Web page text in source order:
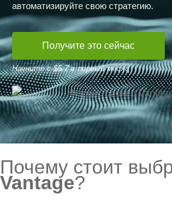
автоматизируйте свою стратегию.
Получите это сейчас
Начните с $5.7 в первый месяц
Почему стоит
Vantage?